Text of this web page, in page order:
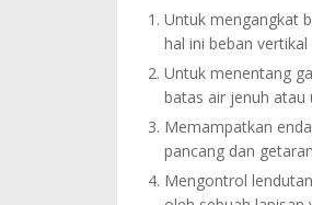
Untuk mengangkat
hal ini beban
Untuk menentang
batas air jenuh atau
Memampatkan
pancang dan
Mengontrol